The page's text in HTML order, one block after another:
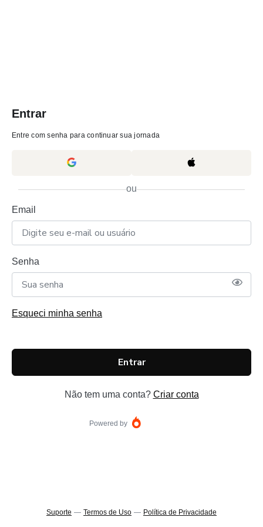
Entrar
Entre com senha para continuar sua jornada
ou
Email
Senha
Esqueci minha senha
Entrar
Não tem uma conta? Criar conta
Powered by
Suporte — Termos de Uso — Política de Privacidade